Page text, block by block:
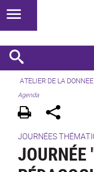
ATELIER DE LA DONNEE
Agenda
JOURNÉES